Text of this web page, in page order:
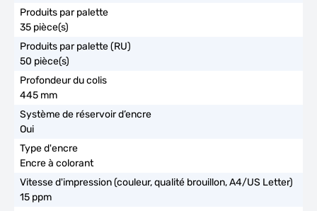
35 pièce(s)
50 pièce(s)
445 mm
Oui
Encre à colorant
15 ppm